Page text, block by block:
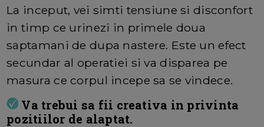
La inceput, vei simti tensiune si disconfort
in timp ce urinezi in primele doua
saptamani de dupa nastere. Este un efect
secundar al operatiei si va disparea pe
masura ce corpul incepe sa se vindece.
Va trebui sa fii creativa in privinta
pozitiilor de alaptat.